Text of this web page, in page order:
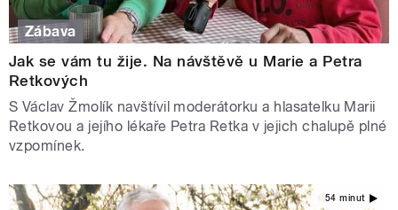
Zábava
Jak se vám tu žije. Na návštěvě u Marie a Petra
Retkových
S Václav Žmolík navštívil moderátorku a hlasatelku Marii
Retkovou a jejího lékaře Petra Retka v jejich chalupě plné
vzpomínek.
54 minut